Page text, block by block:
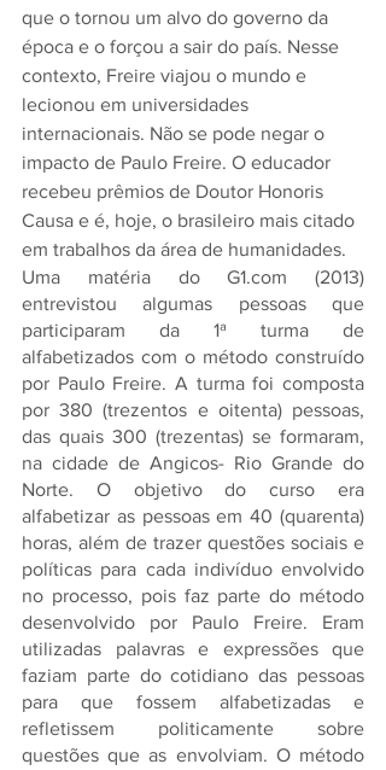
que o tornou um alvo do governo da
época e o forçou a sair do país. Nesse
contexto, Freire viajou o mundo e
lecionou em universidades
internacionais. Não se pode negar o
impacto de Paulo Freire. O educador
recebeu prêmios de Doutor Honoris
Causa e é, hoje, o brasileiro mais citado
em trabalhos da área de humanidades.
Uma matéria do G1.com (2013)
entrevistou algumas pessoas que
participaram da 1ª turma de
alfabetizados com o método construído
por Paulo Freire. A turma foi composta
por 380 (trezentos e oitenta) pessoas,
das quais 300 (trezentas) se formaram,
na cidade de Angicos- Rio Grande do
Norte. O objetivo do curso era
alfabetizar as pessoas em 40 (quarenta)
horas, além de trazer questões sociais e
políticas para cada indivíduo envolvido
no processo, pois faz parte do método
desenvolvido por Paulo Freire. Eram
utilizadas palavras e expressões que
faziam parte do cotidiano das pessoas
para que fossem alfabetizadas e
refletissem politicamente sobre
questões que as envolviam. O método